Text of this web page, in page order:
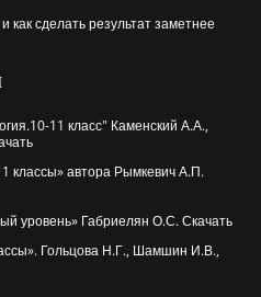
как сделать результат заметнее
11 класс" Каменский А.А.,
классы» автора Рымкевич А.П.
уровень» Габриелян О.С. Скачать
Гольцова Н.Г., Шамшин И.В.,